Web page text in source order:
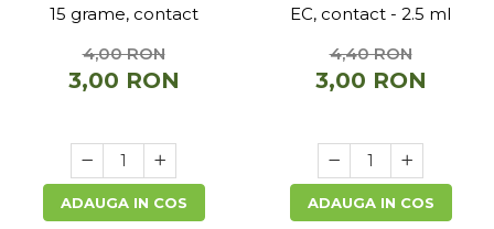
15 grame, contact
4,00 RON
3,00 RON
ADAUGA IN COS
EC, contact - 2.5 ml
4,40 RON
3,00 RON
ADAUGA IN COS